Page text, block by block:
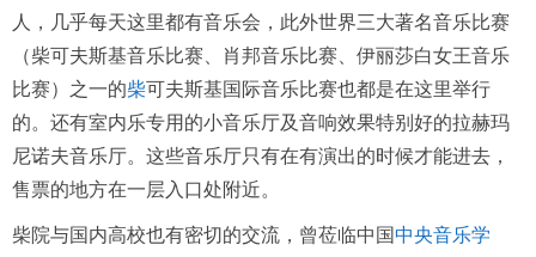
人，几乎每天这里都有音乐会，此外世界三大著名音乐比赛
（柴可夫斯基音乐比赛、肖邦音乐比赛、伊丽莎白女王音乐
比赛）之一的柴可夫斯基国际音乐比赛也都是在这里举行
的。还有室内乐专用的小音乐厅及音响效果特别好的拉赫玛
尼诺夫音乐厅。这些音乐厅只有在有演出的时候才能进去，
售票的地方在一层入口处附近。
柴院与国内高校也有密切的交流，曾莅临中国中央音乐学